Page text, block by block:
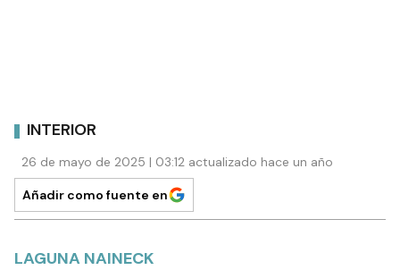
INTERIOR
26 de mayo de 2025 | 03:12 actualizado hace un año
Añadir como fuente en
LAGUNA NAINECK